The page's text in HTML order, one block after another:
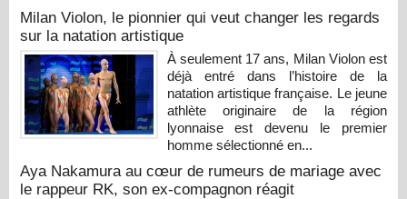
Milan Violon, le pionnier qui veut changer les regards
sur la natation artistique
À seulement 17 ans, Milan Violon est
déjà entré dans l’histoire de la
natation artistique française. Le jeune
athlète originaire de la région
lyonnaise est devenu le premier
homme sélectionné en...
Aya Nakamura au cœur de rumeurs de mariage avec
le rappeur RK, son ex-compagnon réagit